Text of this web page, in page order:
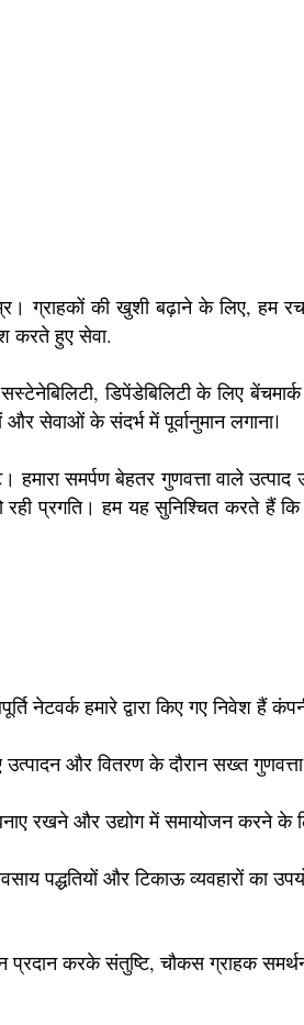
ग्राहकों की खुशी बढ़ाने के लिए, हम
करते हुए सेवा.
डिपेंडेबिलिटी के लिए
और सेवाओं के संदर्भ में पूर्वानुमान लगाना।
समर्पण बेहतर गुणवत्ता वाले
हो रही प्रगति। हम यह सुनिश्चित
नेटवर्क हमारे द्वारा किए गए निवेश हैं
और वितरण के दौरान सख्त
रखने और उद्योग में समायोजन
पद्धतियों और टिकाऊ व्यवहारों का
प्रदान करके संतुष्टि, चौकस ग्राहक